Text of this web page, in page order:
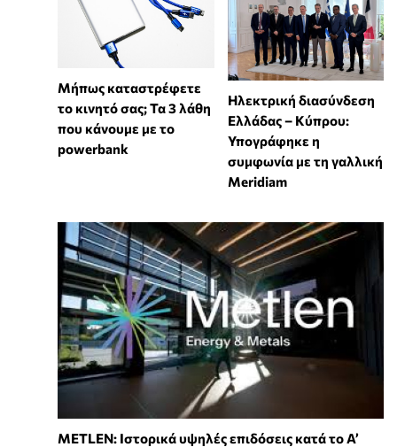
Μήπως καταστρέφετε
το κινητό σας; Τα 3 λάθη
που κάνουμε με το
powerbank
Ηλεκτρική διασύνδεση
Ελλάδας – Κύπρου:
Υπογράφηκε η
συμφωνία με τη γαλλική
Meridiam
METLEN: Ιστορικά υψηλές επιδόσεις κατά το Α’